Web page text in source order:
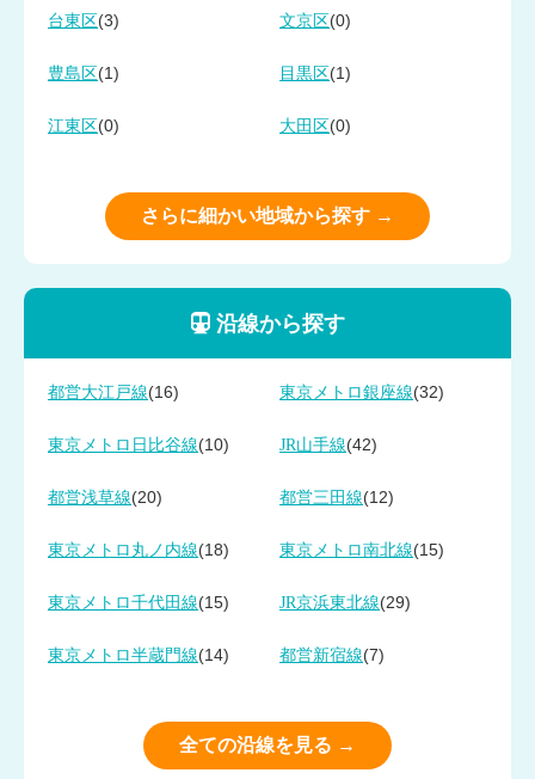
台東区 (3) 文京区 (0)
豊島区 (1) 目黒区 (1)
江東区 (0) 大田区 (0)
さらに細かい地域から探す →
沿線から探す
都営大江戸線(16) 東京メトロ銀座線(32)
東京メトロ日比谷線(10) JR山手線(42)
都営浅草線(20) 都営三田線(12)
東京メトロ丸ノ内線(18) 東京メトロ南北線(15)
東京メトロ千代田線(15) JR京浜東北線(29)
東京メトロ半蔵門線(14) 都営新宿線(7)
全ての沿線を見る →